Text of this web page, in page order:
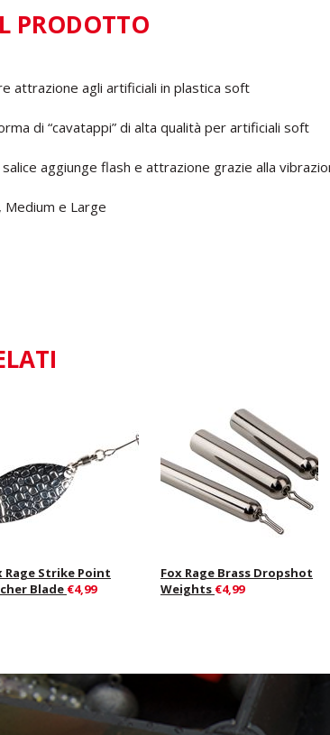
PRODOTTO
attrazione agli artificiali in plastica soft
di “cavatappi” di alta qualità per artificiali soft
aggiunge flash e attrazione grazie alla
Medium e Large
Rage Strike Point
Blade €4,99
Fox Rage Brass Dropshot
Weights €4,99